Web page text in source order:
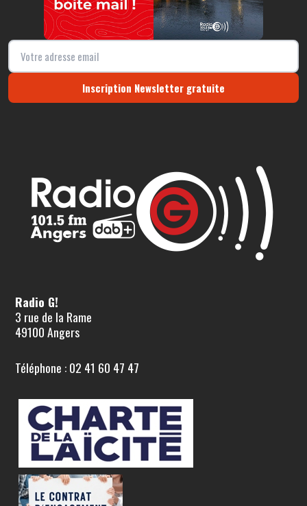
Inscription Newsletter gratuite
Radio G!
3 rue de la Rame
49100 Angers
Téléphone : 02 41 60 47 47